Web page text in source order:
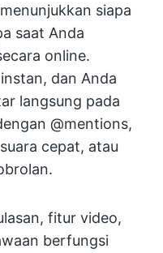
siapa
saat Anda
online.
dan Anda
langsung pada
@mentions,
cepat, atau
fitur video,
berfungsi